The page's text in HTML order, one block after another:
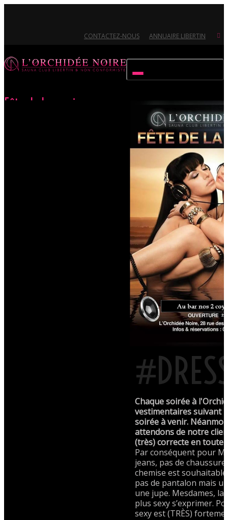
CONTACTEZ-NOUS ANNUAIRE LIBERTIN
Fête de la musique
Ouvert 7/7 - Pour toutes informations, contactez-nous au 02.51.72.21.81
Chaque soirée à
vestimentaires suivant
soirée à venir.
attendons de notre
(très) correcte en toute
Par conséquent pour
jeans, pas de
chemise est
pas de pantalon mais
une jupe. Mesdames,
plus sexy s’exprimer.
sexy est (TRÈS)